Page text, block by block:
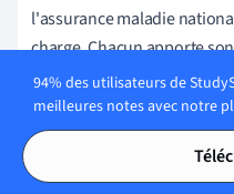
l'assurance maladie
charge. Chacun apporte
diversifiés par les contextes
nuances culturelles et les
Un modèle de
94% des utilisateurs de
meilleures notes avec notre